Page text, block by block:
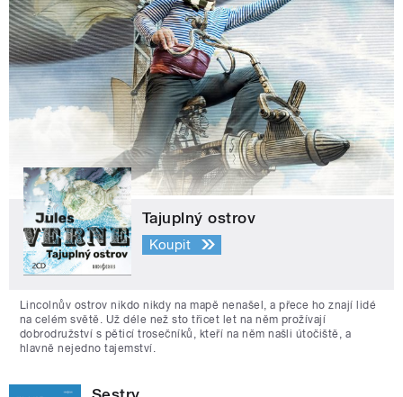
Tajuplný ostrov
Koupit
Lincolnův ostrov nikdo nikdy na mapě nenašel, a přece ho znají lidé
na celém světě. Už déle než sto třicet let na něm prožívají
dobrodružství s pěticí trosečníků, kteří na něm našli útočiště, a
hlavně nejedno tajemství.